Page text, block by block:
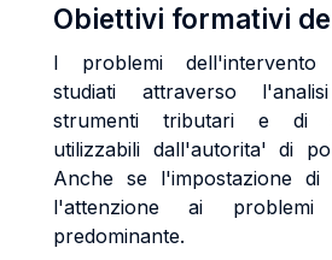
Obiettivi formativi
I problemi
studiati attraverso
strumenti tributari e di
utilizzabili dall'autorita' di
Anche se l'impostazione
l'attenzione ai problemi
predominante.